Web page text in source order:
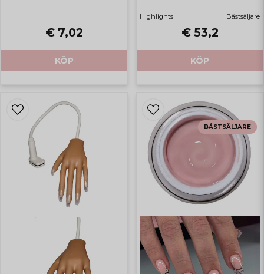
€ 7,02
KÖP
Highlights Bästsäljare
€ 53,2
KÖP
BÄSTSÄLJARE